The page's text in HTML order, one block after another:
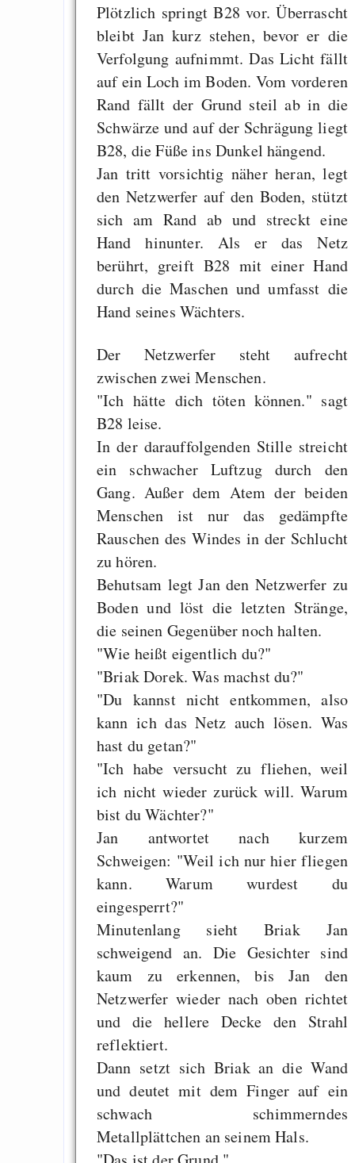
Plötzlich springt B28 vor. Überrascht
bleibt Jan kurz stehen, bevor er die
Verfolgung aufnimmt. Das Licht fällt
auf ein Loch im Boden. Vom vorderen
Rand fällt der Grund steil ab in die
Schwärze und auf der Schrägung liegt
B28, die Füße ins Dunkel hängend.
Jan tritt vorsichtig näher heran, legt
den Netzwerfer auf den Boden, stützt
sich am Rand ab und streckt eine
Hand hinunter. Als er das Netz
berührt, greift B28 mit einer Hand
durch die Maschen und umfasst die
Hand seines Wächters.
Der Netzwerfer steht aufrecht
zwischen zwei Menschen.
"Ich hätte dich töten können." sagt
B28 leise.
In der darauffolgenden Stille streicht
ein schwacher Luftzug durch den
Gang. Außer dem Atem der beiden
Menschen ist nur das gedämpfte
Rauschen des Windes in der Schlucht
zu hören.
Behutsam legt Jan den Netzwerfer zu
Boden und löst die letzten Stränge,
die seinen Gegenüber noch halten.
"Wie heißt eigentlich du?"
"Briak Dorek. Was machst du?"
"Du kannst nicht entkommen, also
kann ich das Netz auch lösen. Was
hast du getan?"
"Ich habe versucht zu fliehen, weil
ich nicht wieder zurück will. Warum
bist du Wächter?"
Jan antwortet nach kurzem
Schweigen: "Weil ich nur hier fliegen
kann. Warum wurdest du
eingesperrt?"
Minutenlang sieht Briak Jan
schweigend an. Die Gesichter sind
kaum zu erkennen, bis Jan den
Netzwerfer wieder nach oben richtet
und die hellere Decke den Strahl
reflektiert.
Dann setzt sich Briak an die Wand
und deutet mit dem Finger auf ein
schwach schimmerndes
Metallplättchen an seinem Hals.